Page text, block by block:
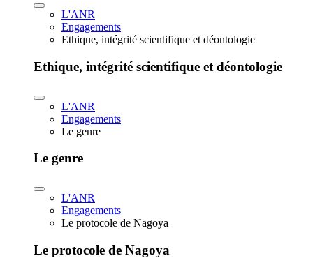
L'ANR
Engagements
Ethique, intégrité scientifique et déontologie
Ethique, intégrité scientifique et déontologie
L'ANR
Engagements
Le genre
Le genre
L'ANR
Engagements
Le protocole de Nagoya
Le protocole de Nagoya